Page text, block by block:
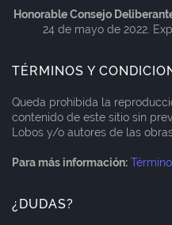
Honorable Consejo
24 de mayo de 2022.
TÉRMINOS Y
Queda prohibida la
contenido de este sitio sin
Lobos y/o autores de las
Para más información:
¿DUDAS?